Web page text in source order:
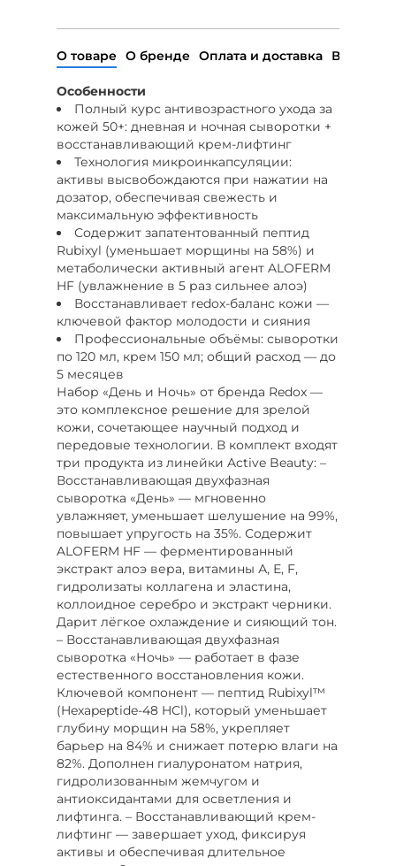
О товаре О бренде Оплата и доставка Возврат
Особенности
Полный курс антивозрастного ухода за
кожей 50+: дневная и ночная сыворотки +
восстанавливающий крем-лифтинг
Технология микроинкапсуляции:
активы высвобождаются при нажатии на
дозатор, обеспечивая свежесть и
максимальную эффективность
Содержит запатентованный пептид
Rubixyl (уменьшает морщины на 58%) и
метаболически активный агент ALOFERM
HF (увлажнение в 5 раз сильнее алоэ)
Восстанавливает redox-баланс кожи —
ключевой фактор молодости и сияния
Профессиональные объёмы: сыворотки
по 120 мл, крем 150 мл; общий расход — до
5 месяцев
Набор «День и Ночь» от бренда Redox —
это комплексное решение для зрелой
кожи, сочетающее научный подход и
передовые технологии. В комплект входят
три продукта из линейки Active Beauty: –
Восстанавливающая двухфазная
сыворотка «День» — мгновенно
увлажняет, уменьшает шелушение на 99%,
повышает упругость на 35%. Содержит
ALOFERM HF — ферментированный
экстракт алоэ вера, витамины А, Е, F,
гидролизаты коллагена и эластина,
коллоидное серебро и экстракт черники.
Дарит лёгкое охлаждение и сияющий тон.
– Восстанавливающая двухфазная
сыворотка «Ночь» — работает в фазе
естественного восстановления кожи.
Ключевой компонент — пептид Rubixyl™
(Hexapeptide-48 HCl), который уменьшает
глубину морщин на 58%, укрепляет
барьер на 84% и снижает потерю влаги на
82%. Дополнен гиалуронатом натрия,
гидролизованным жемчугом и
антиоксидантами для осветления и
лифтинга. – Восстанавливающий крем-
лифтинг — завершает уход, фиксируя
активы и обеспечивая длительное